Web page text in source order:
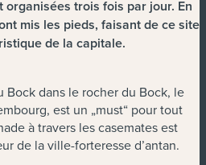
trois fois par jour. En
mis les pieds, faisant de ce site
de la capitale.
Bock dans le rocher du Bock, le
est un „must“ pour tout
à travers les casemates est
de la ville-forteresse d’antan.